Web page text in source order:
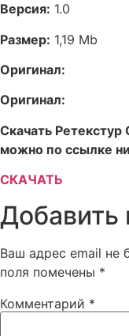
Версия: 1.0
Размер: 1,19 Mb
Оригинал:
Оригинал:
Скачать Ретекстур
можно по ссылке
СКАЧАТЬ
Добавить
Ваш адрес email не
поля помечены *
Комментарий *